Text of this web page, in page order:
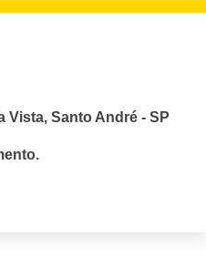
Vista, Santo André - SP